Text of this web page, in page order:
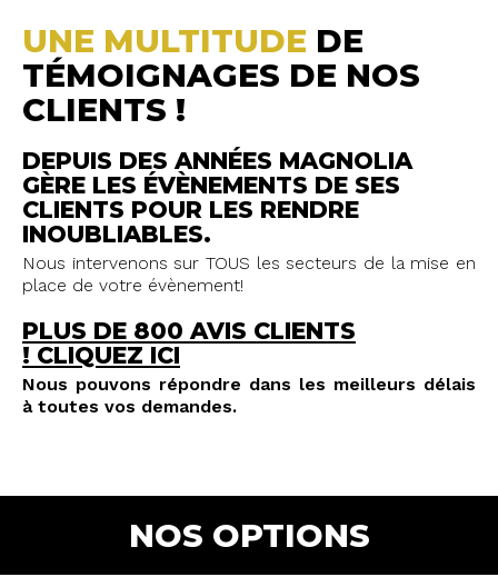
UNE MULTITUDE DE
TÉMOIGNAGES DE NOS
CLIENTS !
DEPUIS DES ANNÉES MAGNOLIA
GÈRE LES ÉVÈNEMENTS DE SES
CLIENTS POUR LES RENDRE
INOUBLIABLES.
Nous intervenons sur TOUS les secteurs de la mise en
place de votre évènement!
PLUS DE 800 AVIS CLIENTS
! CLIQUEZ ICI
Nous pouvons répondre dans les meilleurs délais
à toutes vos demandes.
NOS OPTIONS